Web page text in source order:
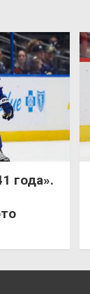
года».